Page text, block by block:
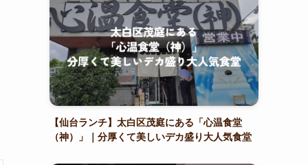
【仙台ランチ】太白区茂庭にある「心温食堂
（神）」｜分厚くて美しいデカ盛り大人気食堂